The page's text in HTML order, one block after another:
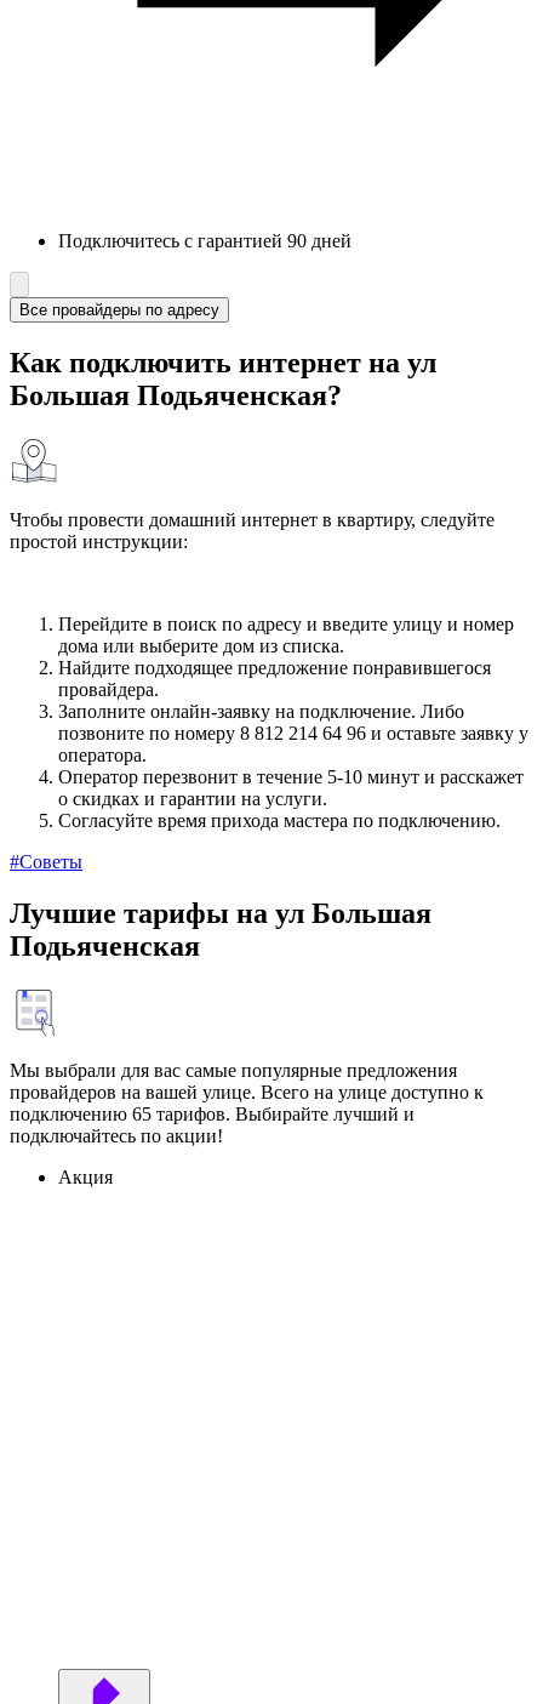
Подключитесь с гарантией 90 дней
Все провайдеры по адресу
Как подключить интернет на ул
Большая Подьяченская?
Чтобы провести домашний интернет в квартиру, следуйте
простой инструкции:
Перейдите в поиск по адресу и введите улицу и номер
дома или выберите дом из списка.
Найдите подходящее предложение понравившегося
провайдера.
Заполните онлайн-заявку на подключение. Либо
позвоните по номеру 8 812 214 64 96 и оставьте заявку у
оператора.
Оператор перезвонит в течение 5-10 минут и расскажет
о скидках и гарантии на услуги.
Согласуйте время прихода мастера по подключению.
#Советы
Лучшие тарифы на ул Большая
Подьяченская
Мы выбрали для вас самые популярные предложения
провайдеров на вашей улице. Всего на улице доступно к
подключению 65 тарифов. Выбирайте лучший и
подключайтесь по акции!
Акция